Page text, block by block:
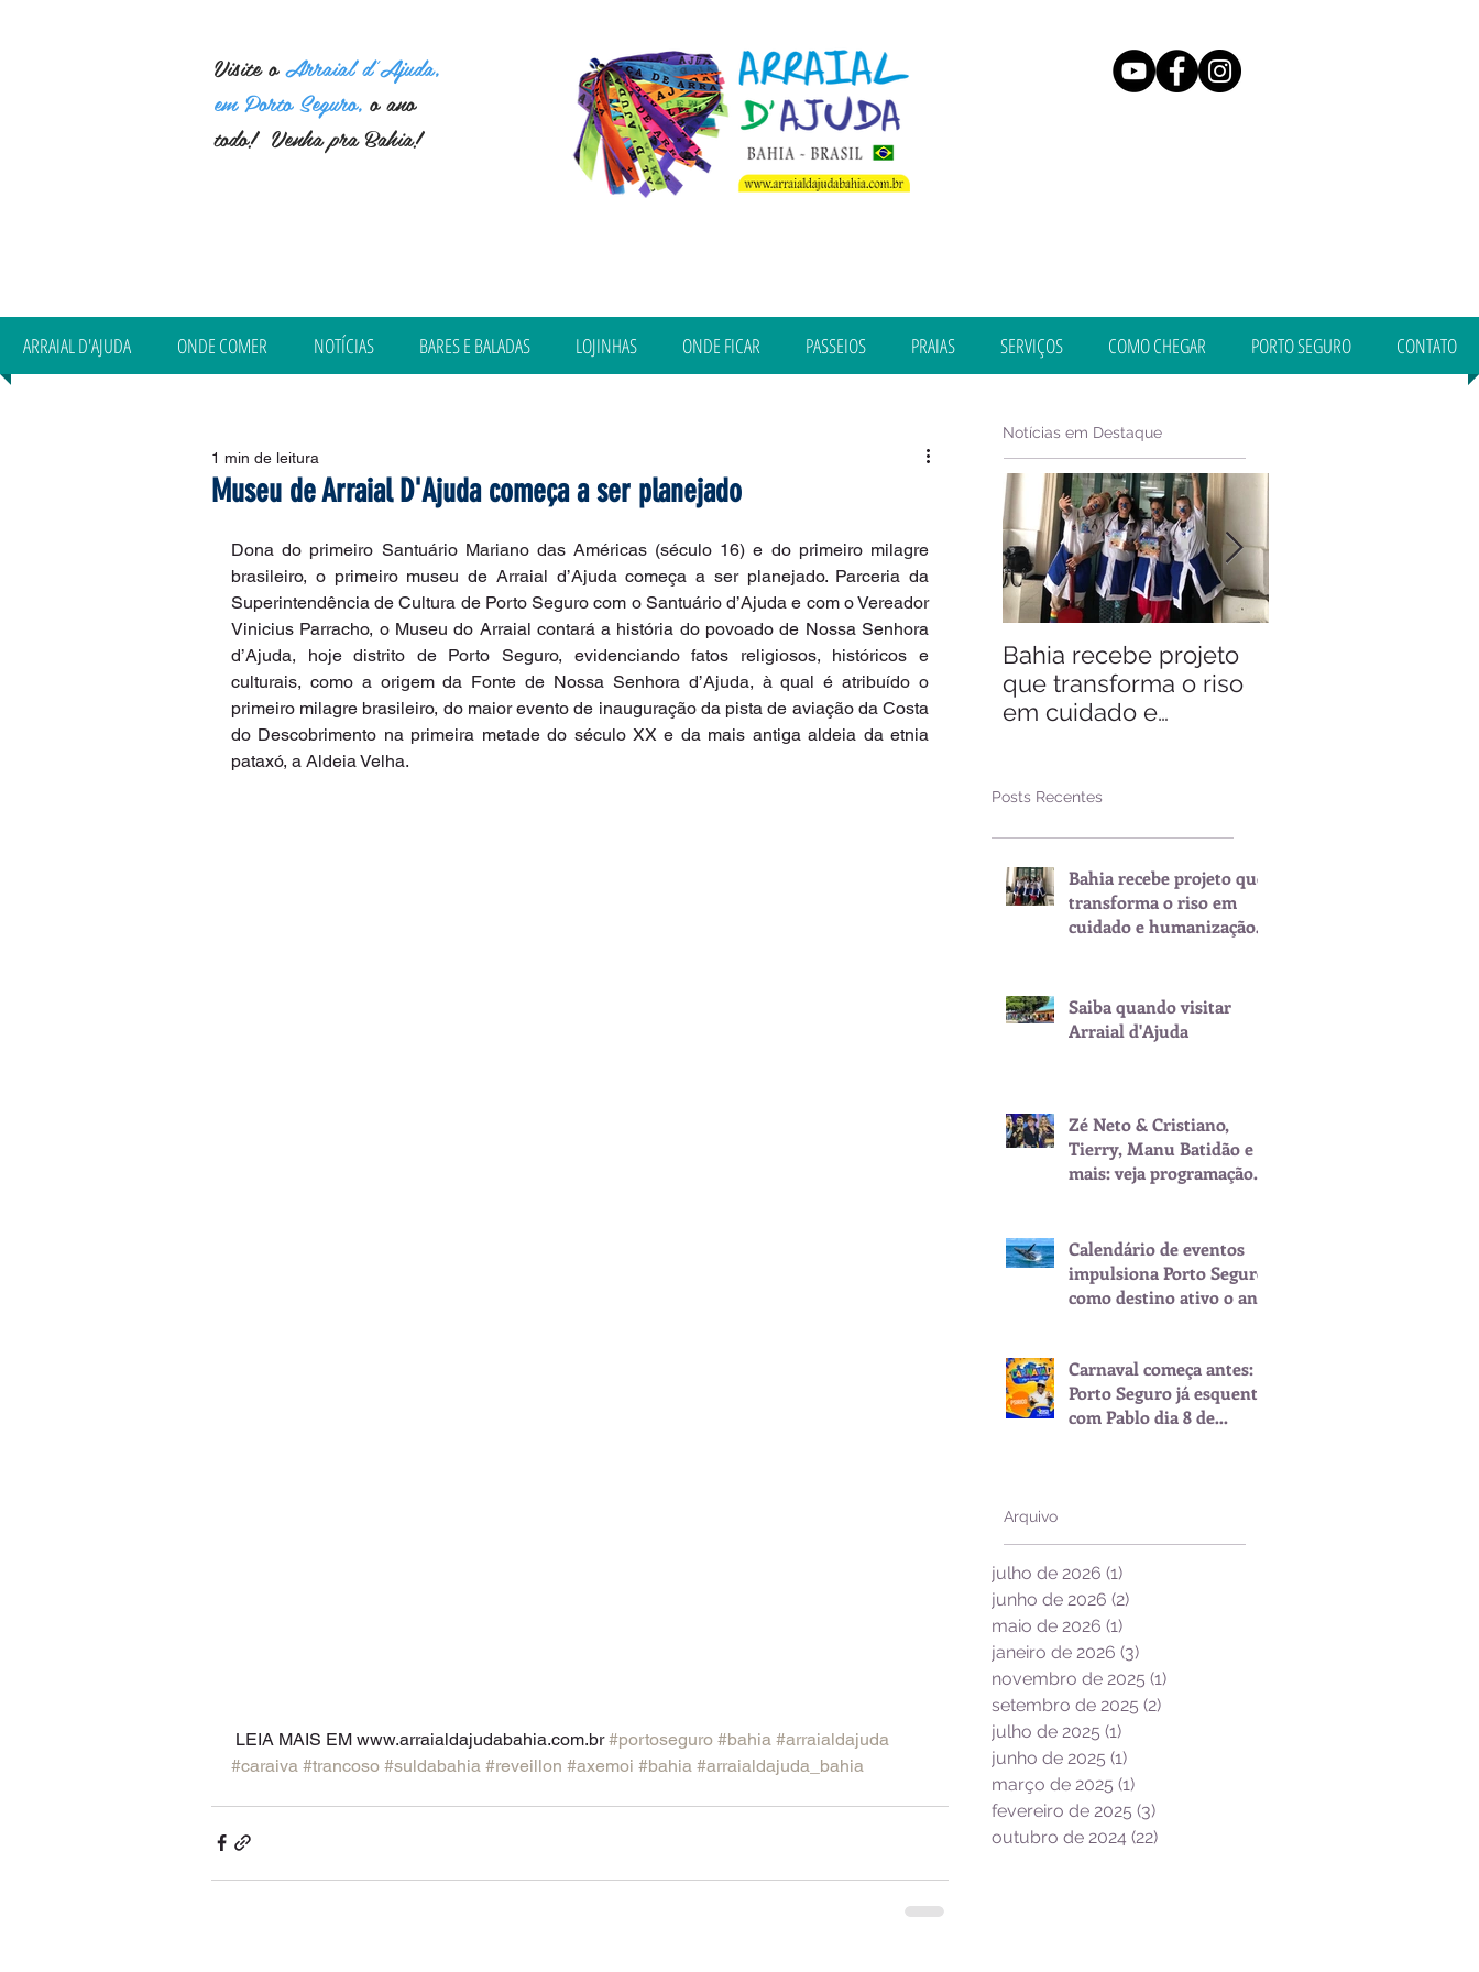
Visite oArraial d'Ajuda,
em Porto Seguro, o ano
todo! Venha pra Bahia!
ARRAIAL D'AJUDA ONDE COMER NOTÍCIAS BARES E BALADAS LOJINHAS ONDE FICAR PASSEIOS PRAIAS SERVIÇOS COMO CHEGAR PORTO SEGURO CONTATO
Museu de Arraial D'Ajuda começa a ser planejado
1 min de leitura
Dona do primeiro Santuário Mariano das Américas (século 16) e do primeiro milagre
brasileiro, o primeiro museu de Arraial d’Ajuda começa a ser planejado. Parceria da
Superintendência de Cultura de Porto Seguro com o Santuário d’Ajuda e com o Vereador
Vinicius Parracho, o Museu do Arraial contará a história do povoado de Nossa Senhora
d’Ajuda, hoje distrito de Porto Seguro, evidenciando fatos religiosos, históricos e
culturais, como a origem da Fonte de Nossa Senhora d’Ajuda, à qual é atribuído o
primeiro milagre brasileiro, do maior evento de inauguração da pista de aviação da Costa
do Descobrimento na primeira metade do século XX e da mais antiga aldeia da etnia
pataxó, a Aldeia Velha.
LEIA MAIS EM www.arraialdajudabahia.com.br #portoseguro #bahia #arraialdajuda
#caraiva #trancoso #suldabahia #reveillon #axemoi #bahia #arraialdajuda_bahia
Notícias em Destaque
Bahia recebe projeto
que transforma o riso
em cuidado e
Posts Recentes
Bahia recebe projeto que
transforma o riso em
cuidado e humanização
Saiba quando visitar
Arraial d'Ajuda
Zé Neto & Cristiano,
Tierry, Manu Batidão e
mais: veja programação
Calendário de eventos
impulsiona Porto Seguro
como destino ativo o ano
Carnaval começa antes:
Porto Seguro já esquenta
com Pablo dia 8 de
Arquivo
julho de 2026 (1)
junho de 2026 (2)
maio de 2026 (1)
janeiro de 2026 (3)
novembro de 2025 (1)
setembro de 2025 (2)
julho de 2025 (1)
junho de 2025 (1)
março de 2025 (1)
fevereiro de 2025 (3)
outubro de 2024 (22)